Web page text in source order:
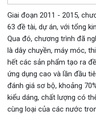
Giai đoạn 2011 - 2015,
63 đề tài, dự án, với tổng
Qua đó, chương trình đã
là dây chuyền, máy móc,
hết các sản phẩm tạo ra
ứng dụng cao và lần đầu
đánh giá sơ bộ, khoảng
kiểu dáng, chất lượng có
cùng loại của các nước